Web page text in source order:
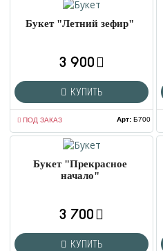
Букет "Летний зефир"
3 900
КУПИТЬ
ПОД ЗАКАЗ Арт:Б700
Букет "Прекрасное
начало"
3 700
КУПИТЬ